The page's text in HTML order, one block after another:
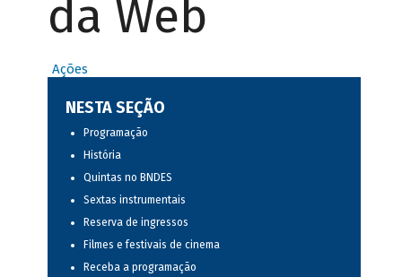
da Web
Ações
NESTA SEÇÃO
Programação
História
Quintas no BNDES
Sextas instrumentais
Reserva de ingressos
Filmes e festivais de cinema
Receba a programação